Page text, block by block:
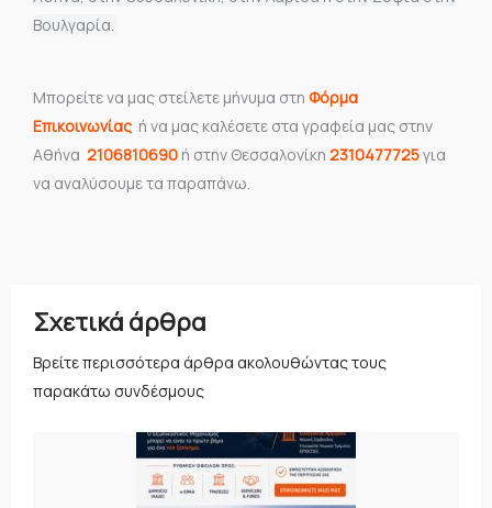
Βουλγαρία.
Mπορείτε να μας στείλετε μήνυμα στη Φόρμα
Επικοινωνίας ή να μας καλέσετε στα γραφεία μας στην
Αθήνα 2106810690 ή στην Θεσσαλονίκη 2310477725για
να αναλύσουμε τα παραπάνω.
Σχετικά άρθρα
Βρείτε περισσότερα άρθρα ακολουθώντας τους
παρακάτω συνδέσμους